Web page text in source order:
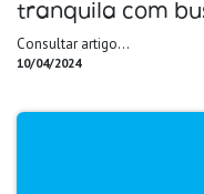
tranquila com
Consultar artigo...
10/04/2024